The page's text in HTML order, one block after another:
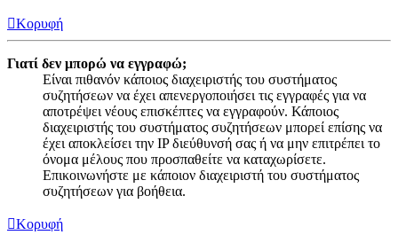
Κορυφή
Γιατί δεν μπορώ να εγγραφώ;
Είναι πιθανόν κάποιος διαχειριστής του συστήματος
συζητήσεων να έχει απενεργοποιήσει τις εγγραφές για να
αποτρέψει νέους επισκέπτες να εγγραφούν. Κάποιος
διαχειριστής του συστήματος συζητήσεων μπορεί επίσης να
έχει αποκλείσει την IP διεύθυνσή σας ή να μην επιτρέπει το
όνομα μέλους που προσπαθείτε να καταχωρίσετε.
Επικοινωνήστε με κάποιον διαχειριστή του συστήματος
συζητήσεων για βοήθεια.
Κορυφή